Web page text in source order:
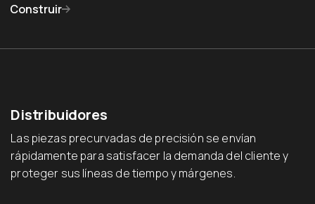
Construir
Distribuidores
Las piezas precurvadas de precisión se envían
rápidamente para satisfacer la demanda del cliente y
proteger sus líneas de tiempo y márgenes.